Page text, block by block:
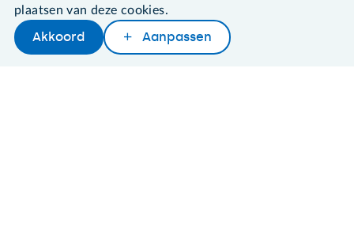
Later lezenDelenWoordenboek
Disclaimer
Privacybeleid
About SeniorWeb
plaatsen van deze cookies.
Akkoord Aanpassen